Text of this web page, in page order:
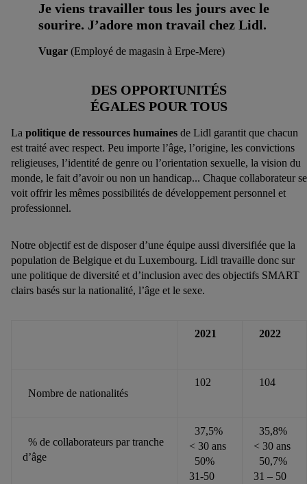
Je viens travailler tous les jours avec le
sourire. J’adore mon travail chez Lidl.
Vugar (Employé de magasin à Erpe-Mere)
DES OPPORTUNITÉS
ÉGALES POUR TOUS
La politique de ressources humaines de Lidl garantit que chacun
est traité avec respect. Peu importe l’âge, l’origine, les convictions
religieuses, l’identité de genre ou l’orientation sexuelle, la vision du
monde, le fait d’avoir ou non un handicap... Chaque collaborateur se
voit offrir les mêmes possibilités de développement personnel et
professionnel.
Notre objectif est de disposer d’une équipe aussi diversifiée que la
population de Belgique et du Luxembourg. Lidl travaille donc sur
une politique de diversité et d’inclusion avec des objectifs SMART
clairs basés sur la nationalité, l’âge et le sexe.
2021 2022
Nombre de nationalités
102 104
% de collaborateurs par tranche
d’âge
37,5%
< 30 ans
50%
31-50
35,8%
< 30 ans
50,7%
31 – 50